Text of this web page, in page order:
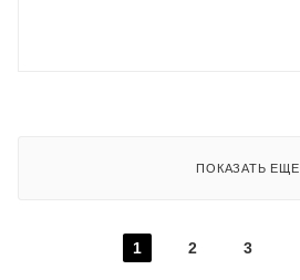
ПОКАЗАТЬ ЕЩЕ
1 2 3